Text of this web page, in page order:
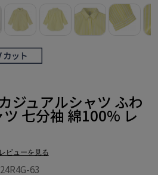
ジュアルシャツ ふわ
七分袖 綿100% レ
レビューを見る
63